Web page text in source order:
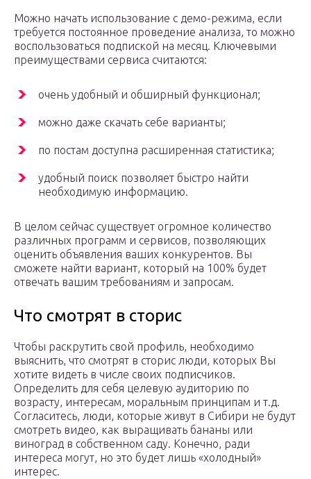
Можно начать использование с демо-режима, если
требуется постоянное проведение анализа, то можно
воспользоваться подпиской на месяц. Ключевыми
преимуществами сервиса считаются:
очень удобный и обширный функционал;
можно даже скачать себе варианты;
по постам доступна расширенная статистика;
удобный поиск позволяет быстро найти
необходимую информацию.
В целом сейчас существует огромное количество
различных программ и сервисов, позволяющих
оценить объявления ваших конкурентов. Вы
сможете найти вариант, который на 100% будет
отвечать вашим требованиям и запросам.
Что смотрят в сторис
Чтобы раскрутить свой профиль, необходимо
выяснить, что смотрят в сторис люди, которых Вы
хотите видеть в числе своих подписчиков.
Определить для себя целевую аудиторию по
возрасту, интересам, моральным принципам и т.д.
Согласитесь, люди, которые живут в Сибири не будут
смотреть видео, как выращивать бананы или
виноград в собственном саду. Конечно, ради
интереса могут, но это будет лишь «холодный»
интерес.